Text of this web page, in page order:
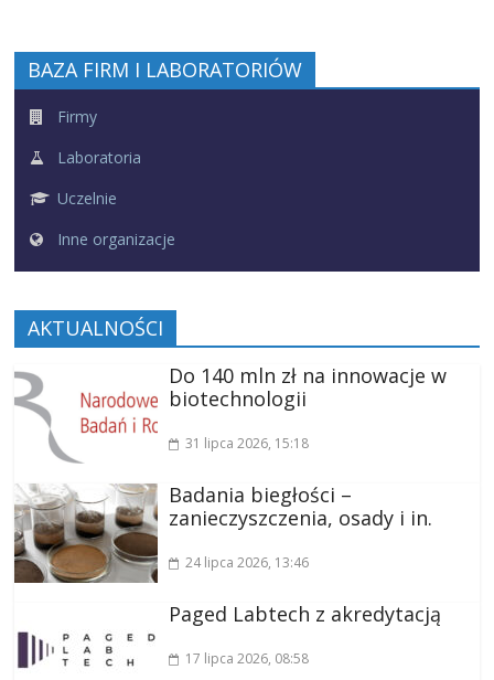
BAZA FIRM I LABORATORIÓW
Firmy
Laboratoria
Uczelnie
Inne organizacje
AKTUALNOŚCI
Do 140 mln zł na innowacje w
biotechnologii
31 lipca 2026, 15:18
Badania biegłości –
zanieczyszczenia, osady i in.
24 lipca 2026, 13:46
Paged Labtech z akredytacją
17 lipca 2026, 08:58